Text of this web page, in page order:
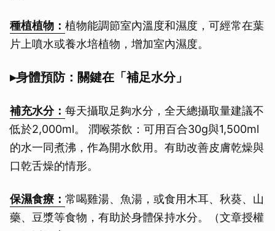
種植植物： 植物能調節室內溫度和濕度，可經常在葉
片上噴水或養水培植物，增加室內濕度。
▸身體預防：關鍵在「補足水分」
補充水分： 每天攝取足夠水分，全天總攝取量建議不
低於2,000ml。 潤喉茶飲：可用百合30g與1,500ml
的水一同煮沸，作為開水飲用。有助改善皮膚乾燥與
口乾舌燥的情形。
保濕食療： 常喝雞湯、魚湯，或食用木耳、秋葵、山
藥、豆漿等食物，有助於身體保持水分。（文章授權